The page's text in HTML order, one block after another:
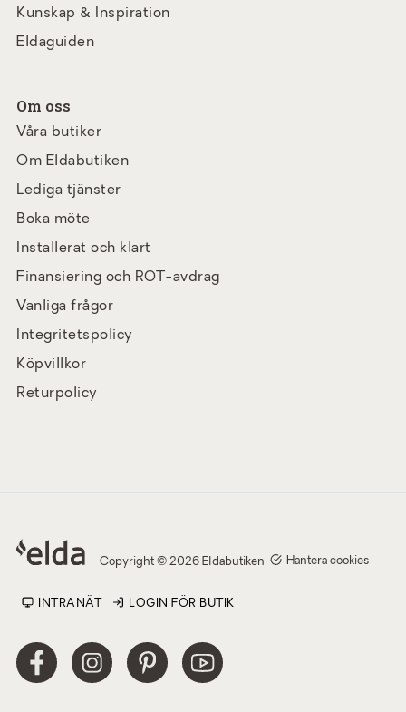
Kunskap & Inspiration
Eldaguiden
Om oss
Våra butiker
Om Eldabutiken
Lediga tjänster
Boka möte
Installerat och klart
Finansiering och ROT-avdrag
Vanliga frågor
Integritetspolicy
Köpvillkor
Returpolicy
Copyright © 2026 Eldabutiken Hantera cookies
INTRANÄT LOGIN FÖR BUTIK